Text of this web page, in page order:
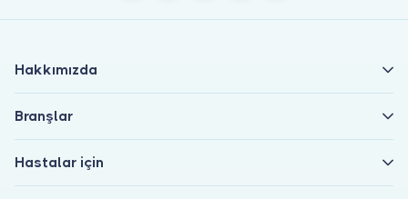
Hakkımızda
Branşlar
Hastalar için